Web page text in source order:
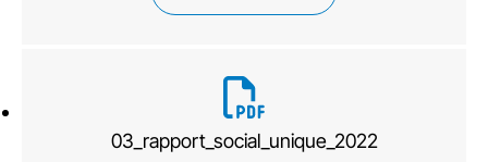
03_rapport_social_unique_2022